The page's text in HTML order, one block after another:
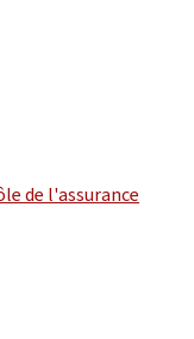
de l'assurance